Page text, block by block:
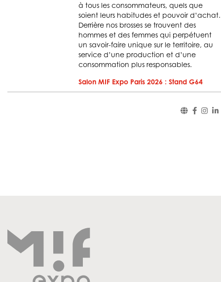
à tous les consommateurs, quels que
soient leurs habitudes et pouvoir d’achat.
Derrière nos brosses se trouvent des
hommes et des femmes qui perpétuent
un savoir-faire unique sur le territoire, au
service d’une production et d’une
consommation plus responsables.
Salon MIF Expo Paris 2026 : Stand G64